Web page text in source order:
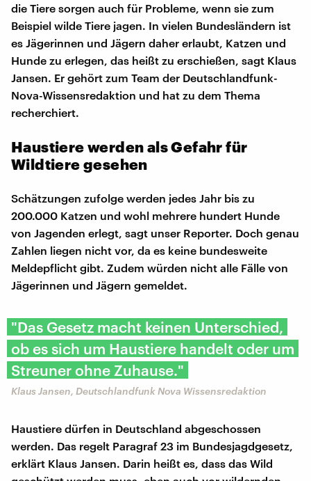
die Tiere sorgen auch für Probleme, wenn sie zum
Beispiel wilde Tiere jagen. In vielen Bundesländern ist
es Jägerinnen und Jägern daher erlaubt, Katzen und
Hunde zu erlegen, das heißt zu erschießen, sagt Klaus
Jansen. Er gehört zum Team der Deutschlandfunk-
Nova-Wissensredaktion und hat zu dem Thema
recherchiert.
Haustiere werden als Gefahr für
Wildtiere gesehen
Schätzungen zufolge werden jedes Jahr bis zu
200.000 Katzen und wohl mehrere hundert Hunde
von Jagenden erlegt, sagt unser Reporter. Doch genau
Zahlen liegen nicht vor, da es keine bundesweite
Meldepflicht gibt. Zudem würden nicht alle Fälle von
Jägerinnen und Jägern gemeldet.
"Das Gesetz macht keinen Unterschied,
ob es sich um Haustiere handelt oder um
Streuner ohne Zuhause."
Klaus Jansen, Deutschlandfunk Nova Wissensredaktion
Haustiere dürfen in Deutschland abgeschossen
werden. Das regelt Paragraf 23 im Bundesjagdgesetz,
erklärt Klaus Jansen. Darin heißt es, dass das Wild